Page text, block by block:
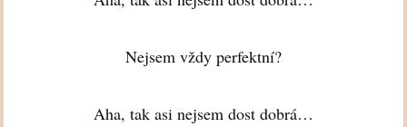
Nejsem vždy perfektní?
Aha, tak asi nejsem dost dobrá…